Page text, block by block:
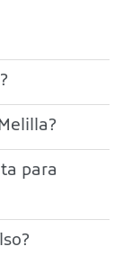
para